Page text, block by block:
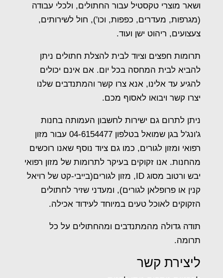
ושאר מוצרי טקסטיל עבור החתולים, ולכלי עבודה
(מגרפות, מעדרים, כפפות, וכו'), חול לשירותים,
צעצועים, ריהוט ישן ועוד.
תרומות חפצים וציוד לבית להצלת חתולים ניתן
להביא לבית המחסה בכל יום. אם אינם יכולים
להגיע עד אלינו, אנא צרו קשר והמתנדבים שלנו
יצרו קשר ויבואו לאסוף מכם.
ניתן לתרום גם ישירות לחשבון העמותה בחנות
ג'ונג'ל בגן שמואל בטלפון 04-6154477 עבור מזון
רפואי ומזון לגורים, כמו גם ציוד נוסף שאנו רוכשים
מהחנות. אנו זקוקים בעיקר לתרומות של מזון רפואי
יבש ורטוב מסוג ID, מזון לגורים(בייבי-קט של רויאל
קנין או פרופלאן לגורים), ומעדני שזיר לחתולים
הזקוקים לאוכל טעים במיוחד לעידוד אכילה.
תודה גדולה מהמתנדבים ומהחתולים על כל
תרומה.
ליצירת קשר